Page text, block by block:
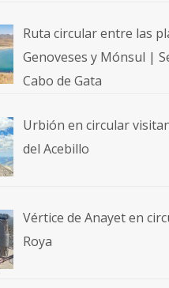
Ruta circular entre las
Genoveses y Mónsul |
Cabo de Gata
Urbión en circular
del Acebillo
Vértice de Anayet en
Roya